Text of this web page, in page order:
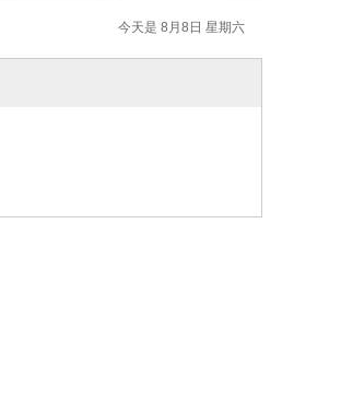
今天是 8月8日 星期六